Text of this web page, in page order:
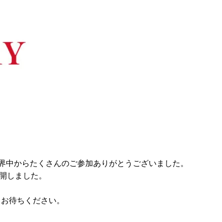
からたくさんのご参加ありがとうございました。
ました。
待ちください。